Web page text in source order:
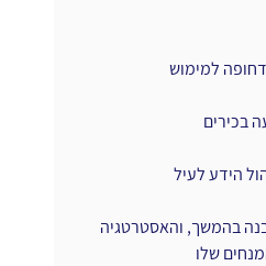
למימוש
בכירים
הידע לעיל
בהמשך, והאסטרטגיה
שלו